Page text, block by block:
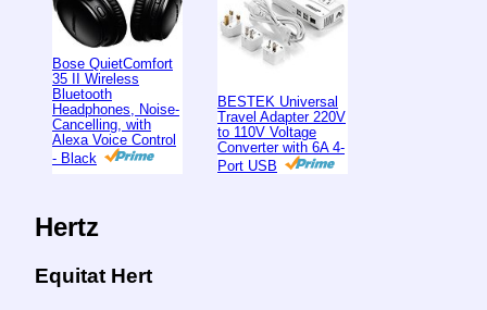
Bose QuietComfort
35 II Wireless
Bluetooth
Headphones, Noise-
Cancelling, with
Alexa Voice Control
- Black
BESTEK Universal
Travel Adapter 220V
to 110V Voltage
Converter with 6A 4-
Port USB
Hertz
Equitat Hert